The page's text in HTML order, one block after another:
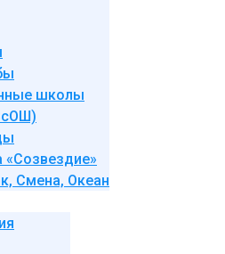
школы
Смена, Океан